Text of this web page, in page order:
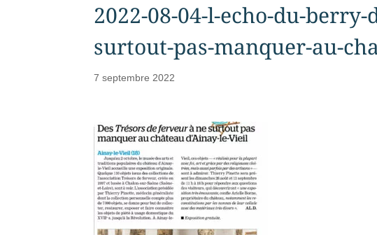
2022-08-04-l-echo-du-
surtout-pas-manquer-au-
7 septembre 2022